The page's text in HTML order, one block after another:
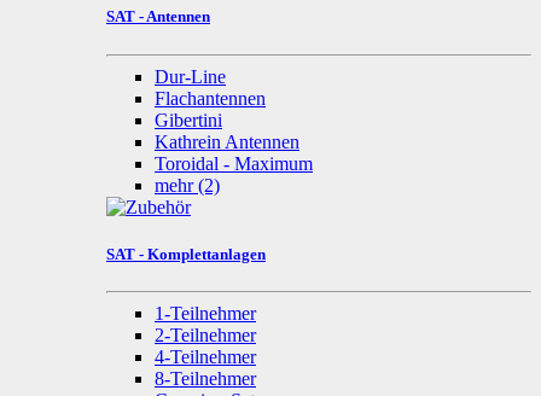
SAT - Antennen
Dur-Line
Flachantennen
Gibertini
Kathrein Antennen
Toroidal - Maximum
mehr(2)
SAT - Komplettanlagen
1-Teilnehmer
2-Teilnehmer
4-Teilnehmer
8-Teilnehmer